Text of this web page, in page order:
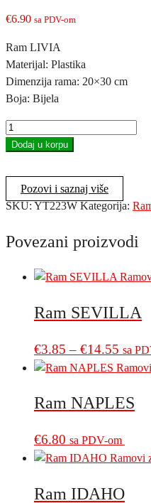
€6.90 sa PDV-om
Ram LIVIA
Materijal: Plastika
Dimenzija rama: 20×30 cm
Boja: Bijela
Ram
LIVIA
Dodaj u korpu
Pozovi i saznaj više
SKU: YT223W Kategorija:
Povezani proizvodi
Ram SEVILLA
€3.85 – €14.55 Price
range:
sa
Ram NAPLES
€6.80 sa PDV-om
Ram IDAHO